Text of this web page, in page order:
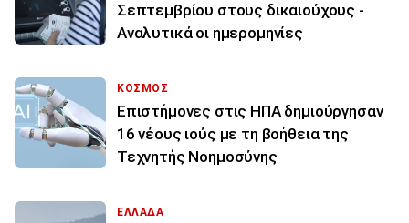
Σεπτεμβρίου στους δικαιούχους -
Αναλυτικά οι ημερομηνίες
ΚΟΣΜΟΣ
Επιστήμονες στις ΗΠΑ δημιούργησαν
16 νέους ιούς με τη βοήθεια της
Τεχνητής Νοημοσύνης
ΕΛΛΑΔΑ